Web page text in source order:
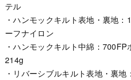
テル
・ハンモックキルト表地・裏地
ーフナイロン
・ハンモックキルト中綿：
214g
・リバーシブルキルト表地・裏